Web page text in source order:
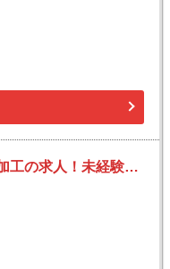
佐川急便 三多摩営業所 物流加工の求人！未経験歓迎！先輩たちがサポートします♪